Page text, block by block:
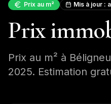
Prix au m² Mis à jour :
Prix
Prix au m² à
2025. Estimation